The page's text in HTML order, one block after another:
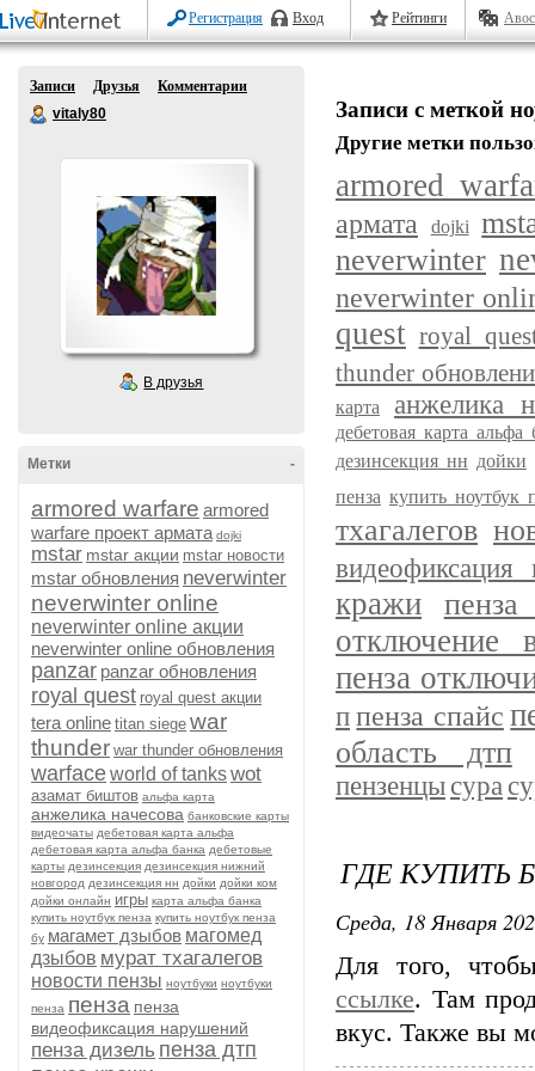
Регистрация Вход Рейтинги
Записи Друзья
Комментарии
vitaly80
В друзья
-
Метки
armored warfare armored
warfare проект армата dojki
mstar mstar акции mstar новости
mstar обновления neverwinter
neverwinter online
neverwinter online акции
neverwinter online обновления
panzar panzar обновления
royal quest royal quest акции
tera online titan siege war
thunder war thunder обновления
warfaceworld of tankswot
азамат биштов альфа карта
анжелика начесова банковские карты
видеочаты дебетовая карта альфа
дебетовая карта альфа банка дебетовые
карты дезинсекция дезинсекция нижний
новгород дезинсекция нн дойки дойки ком
дойки онлайн игры карта альфа банка
купить ноутбук пенза купить ноутбук пенза
бу магамет дзыбов магомед
дзыбов мурат тхагалегов
новости пензы ноутбуки ноутбуки
пенза пенза пенза
видеофиксация нарушений
пенза дизель пенза дтп
Записи с меткой
Другие метки
armored
армата dojki
neverwinter
neverwinter
quest royal
thunder
карта анжелика
дебетовая карта альфа
дезинсекция нн дойки
пенза купить ноутбук
тхагалегов
видеофиксация
кражи пенза
отключение
пенза
п пенза спайс
область дтп
пензенцы сура
ГДЕ КУПИТЬ
Среда, 18 Января
Для того,
ссылке. Там
вкус. Также вы